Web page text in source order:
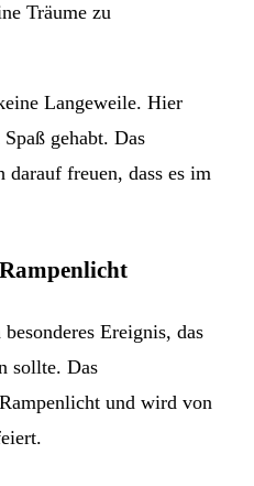
Träume zu
Langeweile. Hier
gehabt. Das
darauf freuen, dass es im
Ereignis, das
sollte. Das
und wird von